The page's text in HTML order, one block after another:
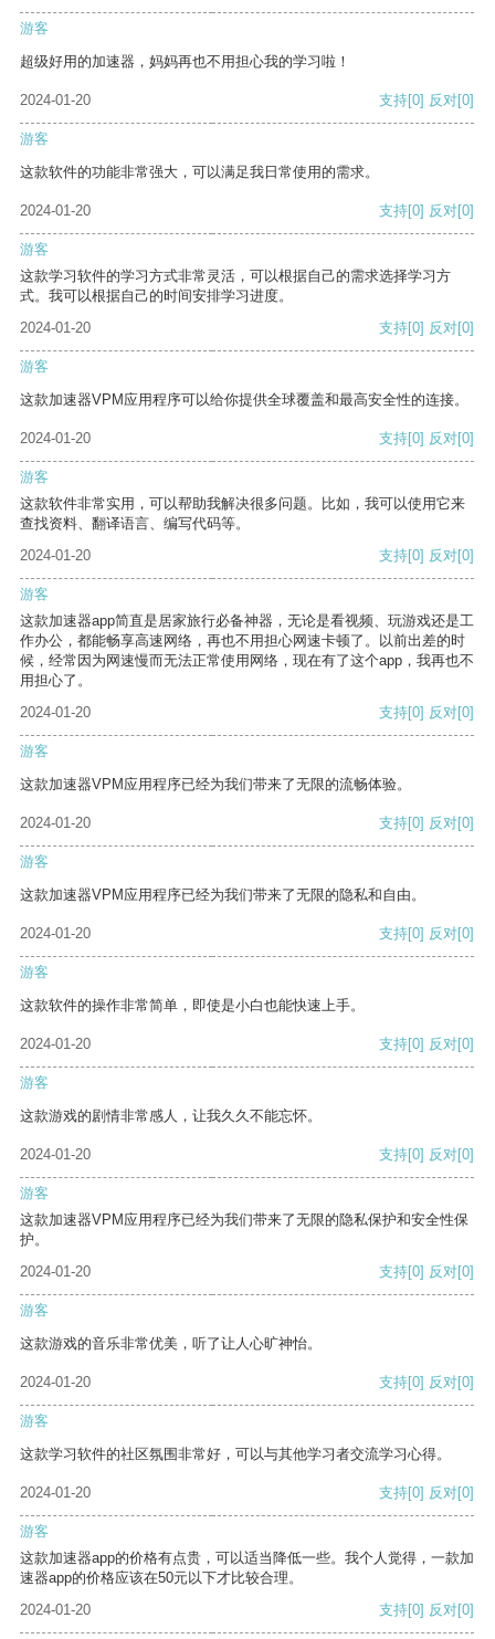
游客
超级好用的加速器，妈妈再也不用担心我的学习啦！
2024-01-20 支持[0] 反对[0]
游客
这款软件的功能非常强大，可以满足我日常使用的需求。
2024-01-20 支持[0] 反对[0]
游客
这款学习软件的学习方式非常灵活，可以根据自己的需求选择学习方
式。我可以根据自己的时间安排学习进度。
2024-01-20
支持[0] 反对[0]
游客
这款加速器VPM应用程序可以给你提供全球覆盖和最高安全性的连接。
2024-01-20 支持[0] 反对[0]
游客
这款软件非常实用，可以帮助我解决很多问题。比如，我可以使用它来
查找资料、翻译语言、编写代码等。
2024-01-20
支持[0] 反对[0]
游客
这款加速器app简直是居家旅行必备神器，无论是看视频、玩游戏还是工
作办公，都能畅享高速网络，再也不用担心网速卡顿了。以前出差的时
候，经常因为网速慢而无法正常使用网络，现在有了这个app，我再也不
用担心了。
2024-01-20
支持[0] 反对[0]
游客
这款加速器VPM应用程序已经为我们带来了无限的流畅体验。
2024-01-20 支持[0] 反对[0]
游客
这款加速器VPM应用程序已经为我们带来了无限的隐私和自由。
2024-01-20 支持[0] 反对[0]
游客
这款软件的操作非常简单，即使是小白也能快速上手。
2024-01-20 支持[0] 反对[0]
游客
这款游戏的剧情非常感人，让我久久不能忘怀。
2024-01-20 支持[0] 反对[0]
游客
这款加速器VPM应用程序已经为我们带来了无限的隐私保护和安全性保
护。
2024-01-20
支持[0] 反对[0]
游客
这款游戏的音乐非常优美，听了让人心旷神怡。
2024-01-20 支持[0] 反对[0]
游客
这款学习软件的社区氛围非常好，可以与其他学习者交流学习心得。
2024-01-20 支持[0] 反对[0]
游客
这款加速器app的价格有点贵，可以适当降低一些。我个人觉得，一款加
速器app的价格应该在50元以下才比较合理。
2024-01-20
支持[0] 反对[0]